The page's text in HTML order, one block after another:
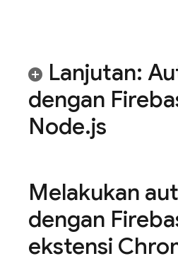
Lanjutan:
dengan
Node.js
Melakukan
dengan
ekstensi